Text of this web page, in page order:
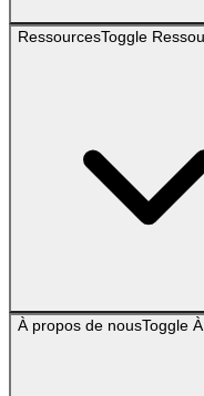
RessourcesToggle
À propos de nousToggle